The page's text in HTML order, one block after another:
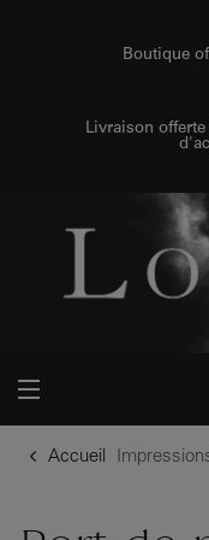
Boutique
Livraison
Accueil